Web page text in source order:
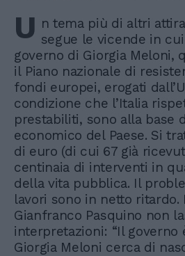
U n tema più di altri
segue le vicende in
governo di Giorgia Meloni,
il Piano nazionale di
fondi europei, erogati
condizione che l’Italia
prestabiliti, sono alla base
economico del Paese. Si
di euro (di cui 67 già
centinaia di interventi in
della vita pubblica. Il
lavori sono in netto ritardo.
Gianfranco Pasquino non
interpretazioni: “Il governo
Giorgia Meloni cerca di